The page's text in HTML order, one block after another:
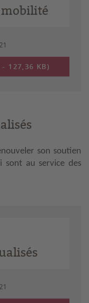
- 127,36 KB)
son soutien
sont au service des